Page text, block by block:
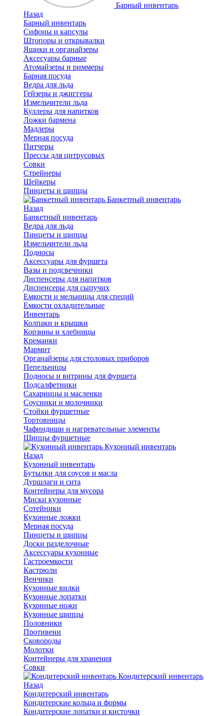
Барный инвентарь
Назад
Барный инвентарь
Сифоны и капсулы
Штопоры и открывалки
Ящики и органайзеры
Аксесуары барные
Атомайзеры и риммеры
Барная посуда
Ведра для льда
Гейзеры и джиггеры
Измельчители льда
Куллеры для напитков
Ложки бармена
Мадлеры
Мерная посуда
Питчеры
Прессы для цитрусовых
Совки
Стрейнеры
Шейкеры
Пинцеты и щипцы
Банкетный инвентарь
Назад
Банкетный инвентарь
Ведра для льда
Пинцеты и щипцы
Измельчители льда
Подносы
Аксессуары для фуршета
Вазы и подсвечники
Диспенсеры для напитков
Диспенсеры для сыпучих
Емкости и мельницы для специй
Емкости охладительные
Инвентарь
Колпаки и крышки
Корзины и хлебницы
Креманки
Мармит
Органайзеры для столовых приборов
Пепельницы
Подносы и витрины для фуршета
Подсалфетники
Сахарницы и масленки
Соусники и молочники
Стойки фуршетные
Тортовницы
Чафиндиши и нагревательные элементы
Щипцы фуршетные
Кухонный инвентарь
Назад
Кухонный инвентарь
Бутылки для соусов и масла
Дуршлаги и сита
Контейнеры для мусора
Миски кухонные
Сотейники
Кухонные ложки
Мерная посуда
Пинцеты и щипцы
Доски разделочные
Аксессуары кухонные
Гастроемкости
Кастрюли
Венчики
Кухонные вилки
Кухонные лопатки
Кухонные ножи
Кухонные щипцы
Половники
Противени
Сковороды
Молотки
Контейнеры для хранения
Совки
Кондитерский инвентарь
Назад
Кондитерский инвентарь
Кондитерские кольца и формы
Кондитерские лопатки и кисточки